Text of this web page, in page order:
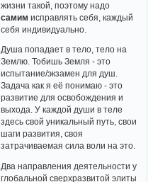
жизни такой, поэтому надо
самим исправлять себя, каждый
себя индивидуально.
Душа попадает в тело, тело на
Землю. Тобишь Земля - это
испытание/экзамен для душ.
Задача как я её понимаю - это
развитие для освобождения и
выхода. У каждой души в теле
здесь свой уникальный путь, свои
шаги развития, своя
затрачиваемая сила воли на это.
Два направления деятельности у
глобальной сверхразвитой элиты